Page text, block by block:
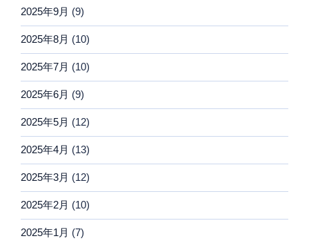
2025年9月 (9)
2025年8月 (10)
2025年7月 (10)
2025年6月 (9)
2025年5月 (12)
2025年4月 (13)
2025年3月 (12)
2025年2月 (10)
2025年1月 (7)